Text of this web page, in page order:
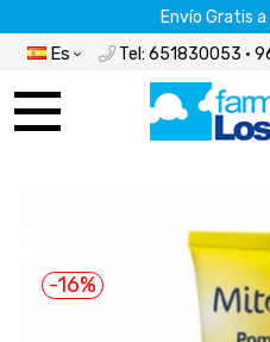
Envío Gratis
Es Tel: 651830053 ·
-16%